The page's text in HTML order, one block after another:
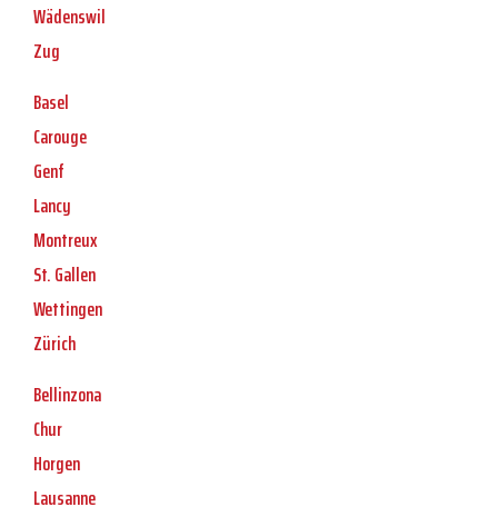
Wädenswil
Zug
Basel
Carouge
Genf
Lancy
Montreux
St. Gallen
Wettingen
Zürich
Bellinzona
Chur
Horgen
Lausanne